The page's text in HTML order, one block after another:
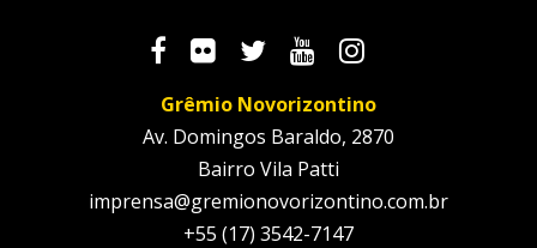
Grêmio Novorizontino
Av. Domingos Baraldo, 2870
Bairro Vila Patti
imprensa@gremionovorizontino.com.br
+55 (17) 3542-7147